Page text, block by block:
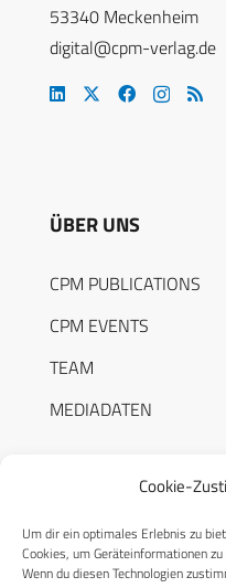
Cookie-
Um dir ein optimales Erlebnis zu
Cookies, um Geräteinformationen
Wenn du diesen Technologien
53340 Meckenheim
digital@cpm-verlag.de
ÜBER UNS
CPM PUBLICATIONS
CPM EVENTS
TEAM
MEDIADATEN
RECHTLICHES